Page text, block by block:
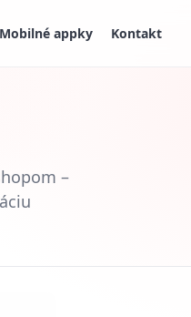
Mobilné appky Kontakt
–